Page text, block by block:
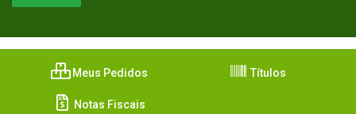
Meus Pedidos Títulos
Notas Fiscais